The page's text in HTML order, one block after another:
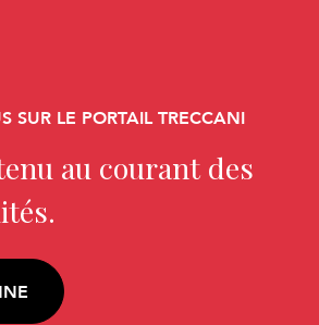
SUR LE PORTAIL TRECCANI
au courant des